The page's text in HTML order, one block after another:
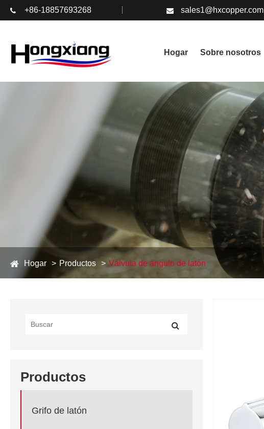
+86-18857693268 sales1@hxcopper.com
Hogar Sobre nosotros
Hogar Productos Válvula de ángulo de latón
Productos
Grifo de latón